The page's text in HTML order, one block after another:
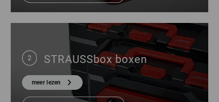
STRAUSSbox boxen
meer lezen